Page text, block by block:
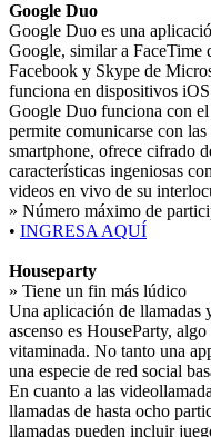
Google Duo
Google Duo es una
Google, similar a FaceTime
Facebook y Skype de
funciona en dispositivos
Google Duo funciona con
permite comunicarse con
smartphone, ofrece cifrado
características ingeniosas
videos en vivo de su
» Número máximo de
• INGRESA AQUÍ
Houseparty
» Tiene un fin más lúdico
Una aplicación de llamadas
ascenso es HouseParty,
vitaminada. No tanto una
una especie de red social
En cuanto a las
llamadas de hasta ocho
llamadas pueden incluir